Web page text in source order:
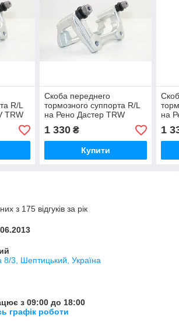
R/L
TRW
Скоба переднего
тормозного суппорта R/L
на Рено Дастер TRW
(Германия) — BDA671
1 330₴
Купити
на
1
з 175 відгуків за рік
8/3, Шептицький, Україна
з 09:00 до 18:00
графік роботи